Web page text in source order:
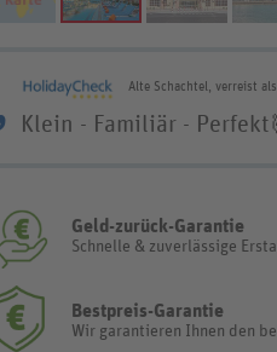
Alte Schachtel, verreist
Klein - Familiär -
Geld-zurück-Garantie
Schnelle & zuverlässige
Bestpreis-Garantie
Wir garantieren Ihnen den